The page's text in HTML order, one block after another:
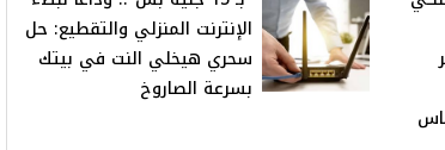
الإنترنت المنزلي والتقطيع: حل
سحري هيخلي النت في بيتك
بسرعة الصاروخ